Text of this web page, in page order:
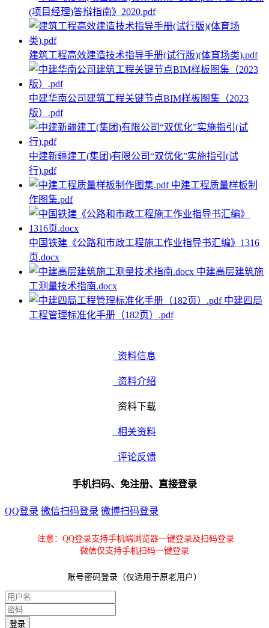
(项目经理)答辩指南》2020.pdf
建筑工程高效建造技术指导手册(试行版)(体育场类).pdf
中建华南公司建筑工程关键节点BIM样板图集（2023
版）.pdf
中建新疆建工(集团)有限公司“双优化”实施指引(试
行).pdf
中建工程质量样板制
作图集.pdf
中国铁建《公路和市政工程施工作业指导书汇编》1316
页.docx
中建高层建筑施
工测量技术指南.docx
中建四局
工程管理标准化手册（182页）.pdf
资料信息
资料介绍
资料下载
相关资料
评论反馈
手机扫码、免注册、直接登录
QQ登录 微信扫码登录 微博扫码登录
注意：QQ登录支持手机端浏览器一键登录及扫码登录
微信仅支持手机扫码一键登录
账号密码登录（仅适用于原老用户）